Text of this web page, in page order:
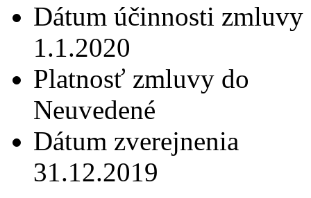
Dátum účinnosti zmluvy
1.1.2020
Platnosť zmluvy do
Neuvedené
Dátum zverejnenia
31.12.2019